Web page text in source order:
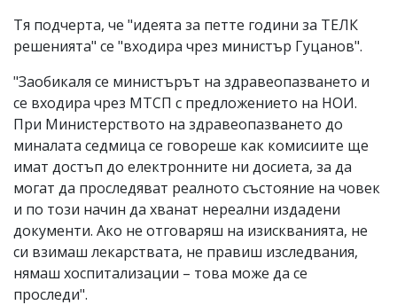
Тя подчерта, че "идеята за петте години за ТЕЛК
решенията" се "входира чрез министър Гуцанов".
"Заобикаля се министърът на здравеопазването и
се входира чрез МТСП с предложението на НОИ.
При Министерството на здравеопазването до
миналата седмица се говореше как комисиите ще
имат достъп до електронните ни досиета, за да
могат да проследяват реалното състояние на човек
и по този начин да хванат нереални издадени
документи. Ако не отговаряш на изискванията, не
си взимаш лекарствата, не правиш изследвания,
нямаш хоспитализации – това може да се
проследи".